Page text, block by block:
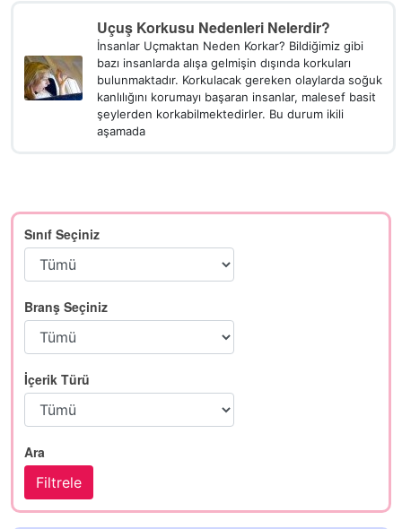
Uçuş Korkusu Nedenleri Nelerdir?
İnsanlar Uçmaktan Neden Korkar? Bildiğimiz gibi
bazı insanlarda alışa gelmişin dışında korkuları
bulunmaktadır. Korkulacak gereken olaylarda soğuk
kanlılığını korumayı başaran insanlar, malesef basit
şeylerden korkabilmektedirler. Bu durum ikili
aşamada
Sınıf Seçiniz
Branş Seçiniz
İçerik Türü
Ara